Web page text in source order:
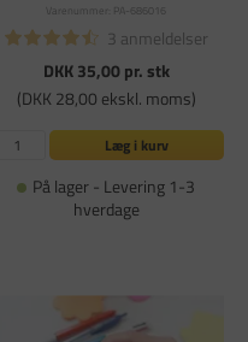
Varenummer: PA-686016
3 anmeldelser
DKK 35,00pr. stk
(DKK 28,00 ekskl. moms)
Læg i kurv
På lager - Levering 1-3
hverdage